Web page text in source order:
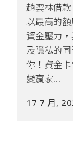
趟雲林借
以最高的
資金壓力
及隱私的
你！資金
變贏家...
17 7 月,